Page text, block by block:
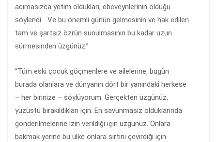
acımasızca yetim oldukları, ebeveynlerinin öldüğü
söylendi… Ve bu önemli günün gelmesinin ve hak edilen
tam ve şartsız özrün sunulmasının bu kadar uzun
sürmesinden üzgünüz.”
“Tüm eski çocuk göçmenlere ve ailelerine, bugün
burada olanlara ve dünyanın dört bir yanındaki herkese
– her birinize – söylüyorum: Gerçekten üzgünüz,
yüzüstü bırakıldıkları için. En savunmasız olduklarında
gönderilmelerine izin verildiği için üzgünüz. Onlara
bakmak yerine bu ülke onlara sırtını çevirdiği için